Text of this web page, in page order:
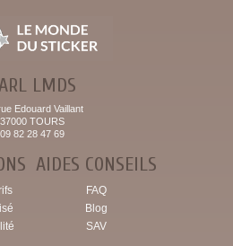
LMDS
Edouard Vaillant
37000 TOURS
09 82 28 47 69
AIDES CONSEILS
FAQ
Blog
SAV